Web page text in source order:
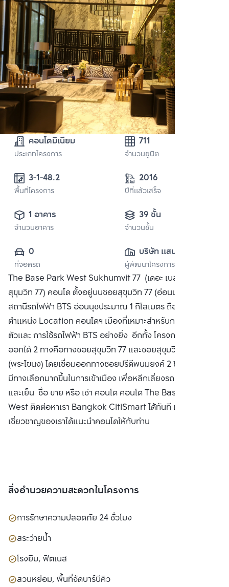
คอนโดมิเนียม
ประเภทโครงการ
711
จำนวนยูนิต
พื้นที่โครงการ
2016
ปีที่แล้วเสร็จ
1 อาคาร
จำนวนอาคาร
39 ชั้น
จำนวนชั้น
0
ที่จอดรถ
บริษัท แสนสิริ
จำกัด (มหาชน)
ผู้พัฒนาโครงการ
The Base Park West Sukhumvit 77 (เดอะ เบส พาร์ค เวสต์
สุขุมวิท 77) คอนโด ตั้งอยู่บนซอยสุขุมวิท 77 (อ่อนนุช) ห่างจาก
สถานีรถไฟฟ้า BTS อ่อนนุชประมาณ 1 กิโลเมตร ถือว่าเป็น
ตำแหน่ง Location คอนโดฯ เมืองที่เหมาะสำหรับการใช้รถส่วน
ตัวและ การใช้รถไฟฟ้า BTS อย่างยิ่ง อีกทั้ง โครงการสามารถเข้า
ออกได้ 2 ทางคือทางซอยสุขุมวิท 77 และซอยสุขุมวิท 71
(พระโขนง) โดยเชื่อมออกทางซอยปรีดีพนมยงค์ 2 ซึ่งทำให้ลูกค้า
มีทางเลือกมากขึ้นในการเข้าเมือง เพื่อหลีกเลี่ยงรถติดในช่วงเช้า
และเย็น ซื้อ ขาย หรือ เช่า คอนโด คอนโด The Base Park
West ติดต่อหาเรา Bangkok CitiSmart ได้ทันที เพื่อให้ผู้
เชี่ยวชาญของเราได้แนะนำคอนโดให้กับท่าน
สิ่งอำนวยความสะดวกในโครงการ
การรักษาความปลอดภัย 24 ชั่วโมง
สระว่ายน้ำ
โรงยิม, ฟิตเนส
สวนหย่อม, พื้นที่จัดบาร์บีคิว